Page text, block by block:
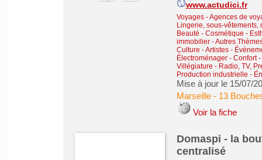
www.actudici.fr
Voyages - Agences de
Lingerie, sous-vêtements,
Beauté - Cosmétique -
immobilier-Autres
Culture - Artistes -
Électroménager - Confort
Villégiature - Radio, TV,
Production industrielle -
Mise à jour le 15/07/
Marseille- 13
Voir la fiche
Domaspi - la
centralisé